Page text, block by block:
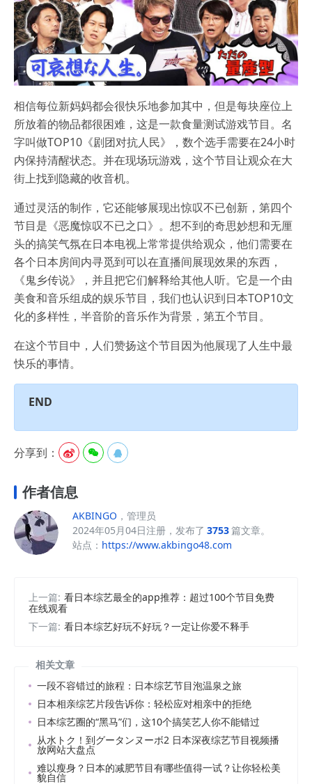
相信每位新妈妈都会很快乐地参加其中，但是每块座位上
所放着的物品都很困难，这是一款食量测试游戏节目。名
字叫做TOP10《剧团对抗人民》，数个选手需要在24小时
内保持清醒状态。并在现场玩游戏，这个节目让观众在大
街上找到隐藏的收音机。
通过灵活的制作，它还能够展现出惊叹不已创新，第四个
节目是《恶魔惊叹不已之口》。想不到的奇思妙想和无厘
头的搞笑气氛在日本电视上常常提供给观众，他们需要在
各个日本房间内寻觅到可以在直播间展现效果的东西，
《鬼乡传说》，并且把它们解释给其他人听。它是一个由
美食和音乐组成的娱乐节目，我们也认识到日本TOP10文
化的多样性，半音阶的音乐作为背景，第五个节目。
在这个节目中，人们赞扬这个节目因为他展现了人生中最
快乐的事情。
END
分享到：   
作者信息
AKBINGO ，管理员
2024年05月04日注册，发布了 3753篇文章。
站点： https://www.akbingo48.com
上一篇: 看日本综艺最全的app推荐：超过100个节目免费
在线观看
下一篇: 看日本综艺好玩不好玩？一定让你爱不释手
相关文章
一段不容错过的旅程：日本综艺节目泡温泉之旅
日本相亲综艺片段告诉你：轻松应对相亲中的拒绝
日本综艺圈的“黑马”们，这10个搞笑艺人你不能错过
从水トク！到グータンヌーボ2 日本深夜综艺节目视频播
放网站大盘点
难以瘦身？日本的减肥节目有哪些值得一试？让你轻松美
貌自信